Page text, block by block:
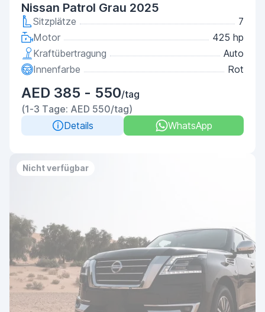
Nissan Patrol Grau 2025
Sitzplätze
7
Motor
425 hp
Kraftübertragung
Auto
Innenfarbe
Rot
AED 385 - 550/tag
(1-3 Tage: AED 550/tag)
Details
WhatsApp
Nicht verfügbar